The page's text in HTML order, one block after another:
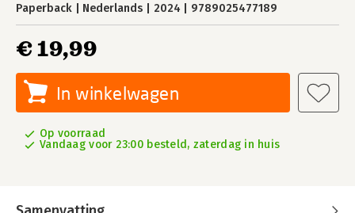
Paperback Nederlands 2024 9789025477189
€ 19,99
In winkelwagen
Op voorraad
Vandaag voor 23:00 besteld, zaterdag in huis